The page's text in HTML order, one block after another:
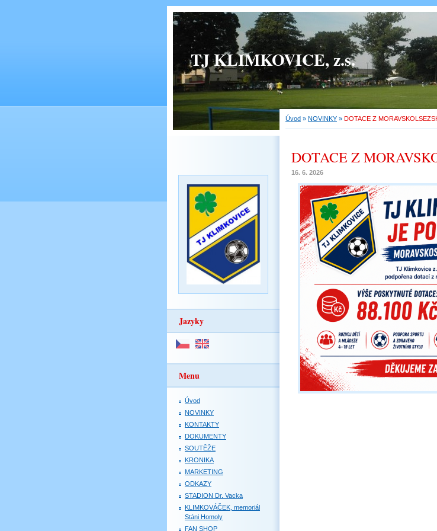
TJ KLIMKOVICE, z.s.
Úvod » NOVINKY » DOTACE Z
DOTACE Z
16. 6. 2026
Jazyky
Menu
Úvod
NOVINKY
KONTAKTY
DOKUMENTY
SOUTĚŽE
KRONIKA
MARKETING
ODKAZY
STADION Dr. Vacka
KLIMKOVÁČEK, memoriál
Stáni Homoly
FAN SHOP